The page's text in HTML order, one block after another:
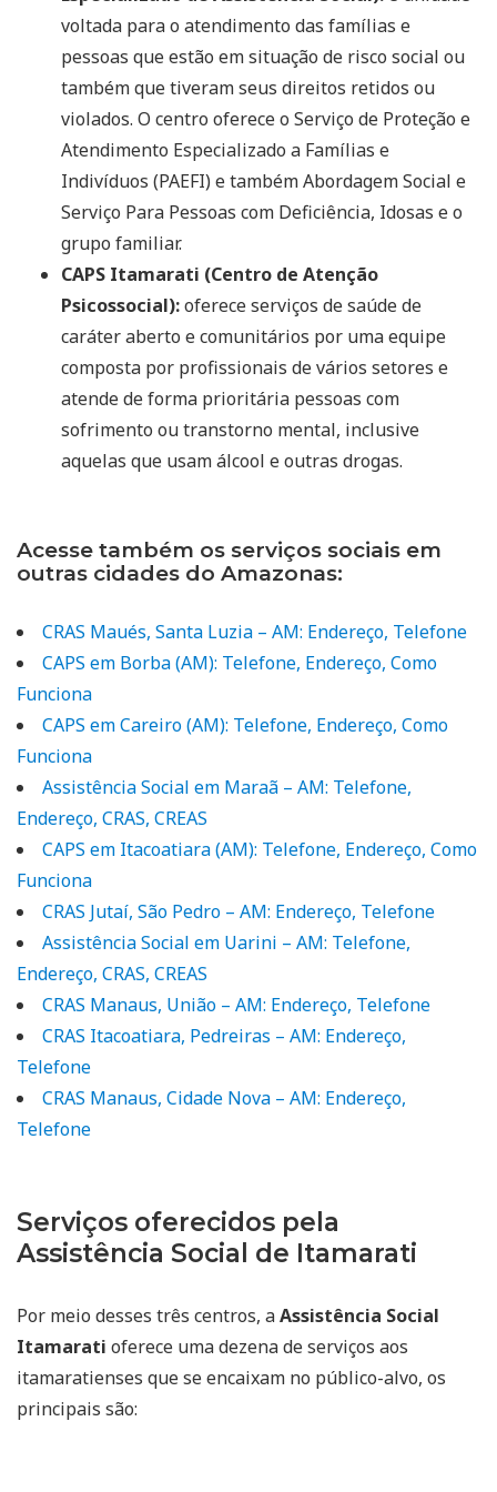
voltada para o atendimento das famílias e
pessoas que estão em situação de risco social ou
também que tiveram seus direitos retidos ou
violados. O centro oferece o Serviço de Proteção e
Atendimento Especializado a Famílias e
Indivíduos (PAEFI) e também Abordagem Social e
Serviço Para Pessoas com Deficiência, Idosas e o
grupo familiar.
CAPS Itamarati (Centro de Atenção
Psicossocial):oferece serviços de saúde de
caráter aberto e comunitários por uma equipe
composta por profissionais de vários setores e
atende de forma prioritária pessoas com
sofrimento ou transtorno mental, inclusive
aquelas que usam álcool e outras drogas.
Acesse também os serviços sociais em
outras cidades do Amazonas:
CRAS Maués, Santa Luzia – AM: Endereço, Telefone
CAPS em Borba (AM): Telefone, Endereço, Como
Funciona
CAPS em Careiro (AM): Telefone, Endereço, Como
Funciona
Assistência Social em Maraã – AM: Telefone,
Endereço, CRAS, CREAS
CAPS em Itacoatiara (AM): Telefone, Endereço, Como
Funciona
CRAS Jutaí, São Pedro – AM: Endereço, Telefone
Assistência Social em Uarini – AM: Telefone,
Endereço, CRAS, CREAS
CRAS Manaus, União – AM: Endereço, Telefone
CRAS Itacoatiara, Pedreiras – AM: Endereço,
Telefone
CRAS Manaus, Cidade Nova – AM: Endereço,
Telefone
Serviços oferecidos pela
Assistência Social de Itamarati
Por meio desses três centros, aAssistência Social
Itamarati oferece uma dezena de serviços aos
itamaratienses que se encaixam no público-alvo, os
principais são: